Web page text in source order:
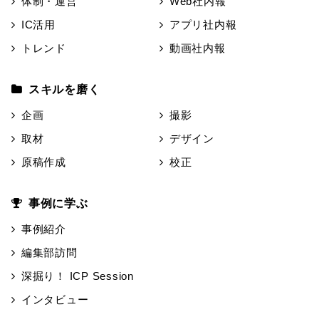
IC活用
トレンド
アプリ社内報
動画社内報
スキルを磨く
企画
取材
原稿作成
撮影
デザイン
校正
事例に学ぶ
事例紹介
編集部訪問
深掘り！ ICP Session
インタビュー